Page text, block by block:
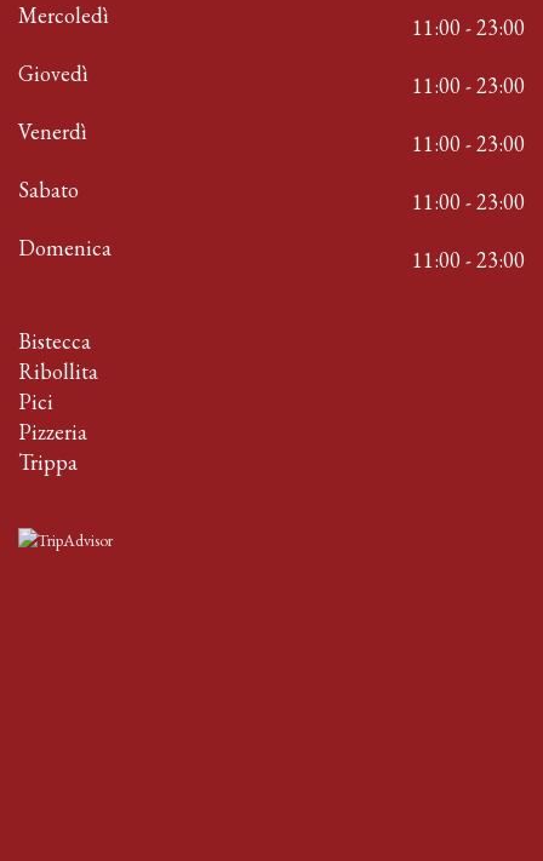
Mercoledì
11:00 - 23:00
Giovedì
11:00 - 23:00
Venerdì
11:00 - 23:00
Sabato
11:00 - 23:00
Domenica
11:00 - 23:00
Bistecca
Ribollita
Pici
Pizzeria
Trippa